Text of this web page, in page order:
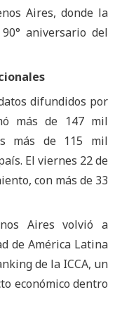
Aires, donde la
aniversario del
difundidos por
más de 147 mil
más de 115 mil
El viernes 22 de
con más de 33
Aires volvió a
de América Latina
de la ICCA, un
económico dentro